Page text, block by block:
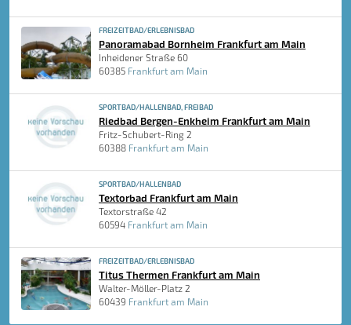
FREIZEITBAD/ERLEBNISBAD
Panoramabad Bornheim Frankfurt am Main
Inheidener Straße 60
60385 Frankfurt am Main
SPORTBAD/HALLENBAD, FREIBAD
Riedbad Bergen-Enkheim Frankfurt am Main
Fritz-Schubert-Ring 2
60388 Frankfurt am Main
SPORTBAD/HALLENBAD
Textorbad Frankfurt am Main
Textorstraße 42
60594 Frankfurt am Main
FREIZEITBAD/ERLEBNISBAD
Titus Thermen Frankfurt am Main
Walter-Möller-Platz 2
60439 Frankfurt am Main